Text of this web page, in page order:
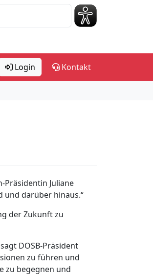
Login Kontakt
Juliane
und darüber hinaus.“
der Zukunft zu
DOSB-Präsident
zu führen und
zu begegnen und